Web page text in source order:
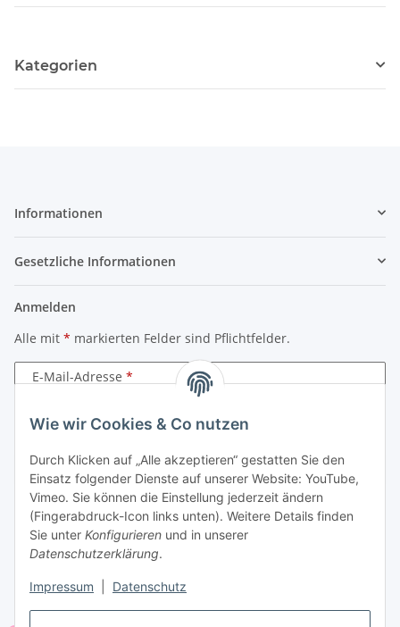
Wie wir Cookies & Co nutzen
Durch Klicken auf „Alle akzeptieren“ gestatten Sie den
Einsatz folgender Dienste auf unserer Website: YouTube,
Vimeo. Sie können die Einstellung jederzeit ändern
(Fingerabdruck-Icon links unten). Weitere Details finden
Sie unter Konfigurieren und in unserer
Datenschutzerklärung.
Impressum Datenschutz
Kategorien
Informationen
Gesetzliche Informationen
Anmelden
Alle mit * markierten Felder sind Pflichtfelder.
E-Mail-Adresse
Passwort
Anmelden
Passwort vergessen
Neu hier?Jetzt registrieren!